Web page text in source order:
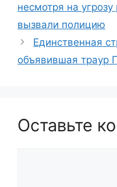
несмотря на
вызвали полицию
Единственная
объявившая
Оставьте